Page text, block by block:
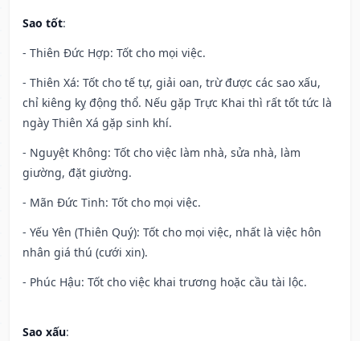
Sao tốt:
- Thiên Đức Hợp: Tốt cho mọi việc.
- Thiên Xá: Tốt cho tế tự, giải oan, trừ được các sao xấu,
chỉ kiêng kỵ động thổ. Nếu gặp Trực Khai thì rất tốt tức là
ngày Thiên Xá gặp sinh khí.
- Nguyệt Không: Tốt cho việc làm nhà, sửa nhà, làm
giường, đặt giường.
- Mãn Đức Tinh: Tốt cho mọi việc.
- Yếu Yên (Thiên Quý): Tốt cho mọi việc, nhất là việc hôn
nhân giá thú (cưới xin).
- Phúc Hậu: Tốt cho việc khai trương hoặc cầu tài lộc.
Sao xấu: